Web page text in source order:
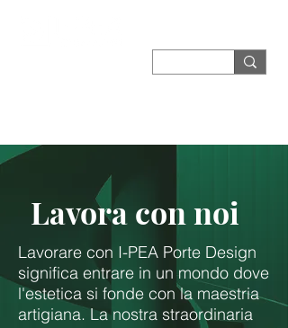
Lavora con noi
Lavorare con I-PEA Porte Design
significa entrare in un mondo dove
l'estetica si fonde con la maestria
artigiana. La nostra straordinaria